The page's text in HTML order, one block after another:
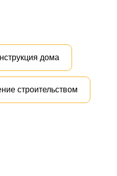
дома
строительством